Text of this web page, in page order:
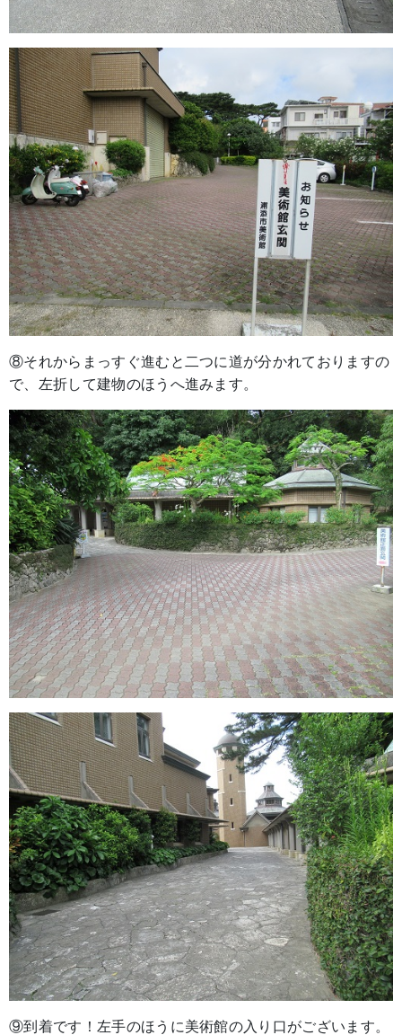
⑧それからまっすぐ進むと二つに道が分かれておりますの
で、左折して建物のほうへ進みます。
⑨到着です！左手のほうに美術館の入り口がございます。